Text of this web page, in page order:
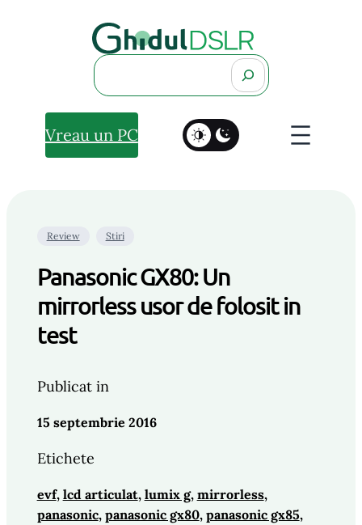
Search
Vreau un PC
Review Stiri
Panasonic GX80: Un
mirrorless usor de folosit in
test
Publicat in
15 septembrie 2016
Etichete
evf, lcd articulat, lumix g, mirrorless ,
panasonic, panasonic gx80, panasonic gx85 ,